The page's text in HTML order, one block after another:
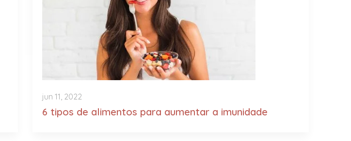
jun 11, 2022
6 tipos de alimentos para aumentar a imunidade